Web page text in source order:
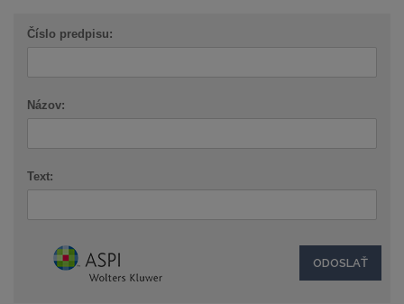
Číslo predpisu:
Názov:
Text: